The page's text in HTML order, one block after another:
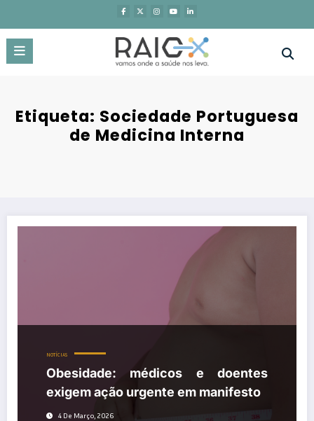
o
conteúdo
Etiqueta: Sociedade Portuguesa
de Medicina Interna
Obesidade: médicos e doentes exigem ação urgente em manifesto
NOTÍCIAS
Obesidade: médicos e doentes
exigem ação urgente em manifesto
4 De Março, 2026